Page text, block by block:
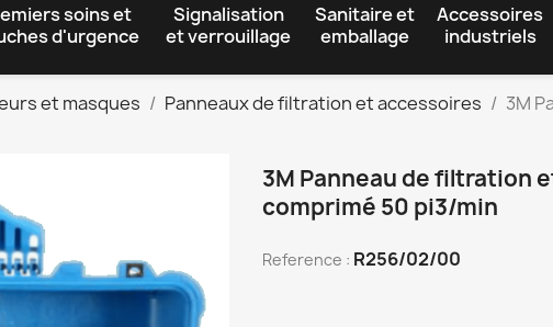
soins et
d'urgence
Signalisation
et verrouillage
Sanitaire et
emballage
Accessoires
industriels
et masques Panneaux de filtration et accessoires 3M
3M Panneau de filtration
comprimé 50 pi3/min
Reference : R256/02/00